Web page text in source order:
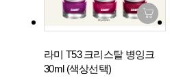
라미 T53 크리스탈 병잉크
30ml (색상선택)